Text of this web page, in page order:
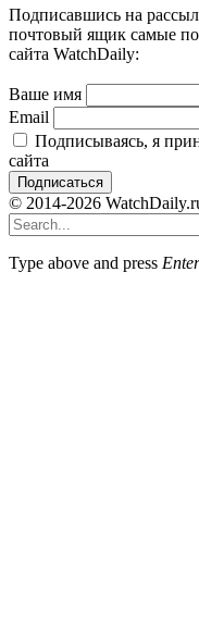
Подписавшись на
почтовый ящик самые
сайта WatchDaily:
Ваше имя
Email
Подписываясь, я
сайта
© 2014-2026
Type above and press Enter